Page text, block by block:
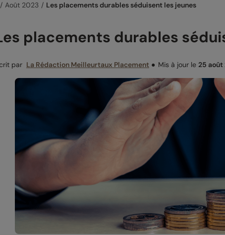
Août 2023 Les placements durables séduisent les jeunes
placements durables
par La Rédaction Meilleurtaux Placement ● Mis à jour le 25 août